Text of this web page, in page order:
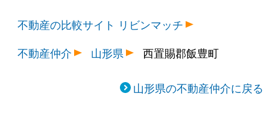
不動産の比較サイト リビンマッチ
不動産仲介
山形県 西置賜郡飯豊町
山形県の不動産仲介に戻る